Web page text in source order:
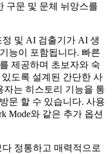
구문 및 문체 뉘앙스를
및 AI 검출기가 AI 생
능이 포함됩니다. 빠른
제공하며 초보자와 숙
도록 설계된 간단한 사
자는 히스토리 기능을 통
문 할 수 있습니다. 사용
Mode와 같은 추가 옵션
정통하고 매력적으로